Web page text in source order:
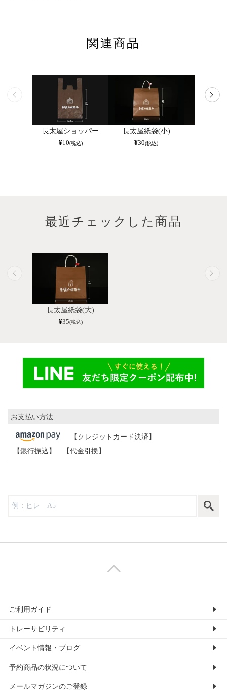
関連商品
長太屋ショッパー
¥10(税込)
長太屋紙袋(小)
¥30(税込)
最近チェックした商品
長太屋紙袋(大)
¥35(税込)
お支払い方法
【クレジットカード決済】
【銀行振込】
【代金引換】
ご利用ガイド
トレーサビリティ
イベント情報・ブログ
予約商品の状況について
メールマガジンのご登録